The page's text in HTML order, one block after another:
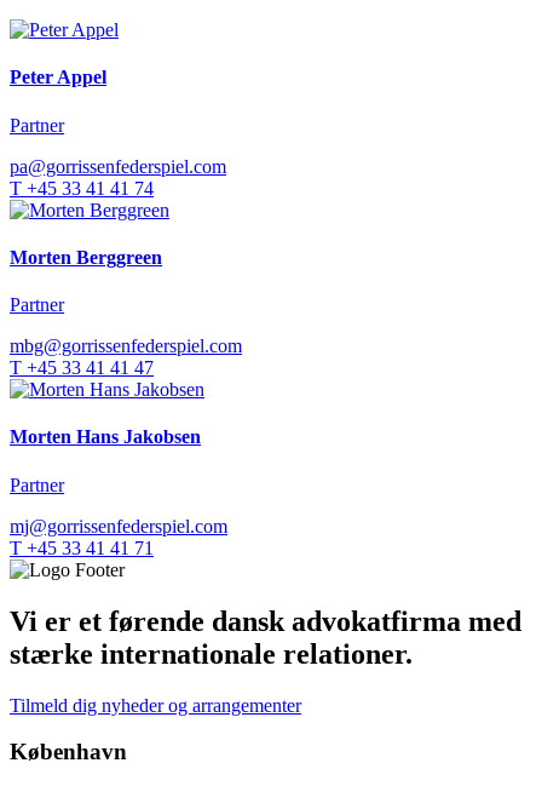
Peter Appel
Partner
pa@gorrissenfederspiel.com
T +45 33 41 41 74
Morten Berggreen
Partner
mbg@gorrissenfederspiel.com
T +45 33 41 41 47
Morten Hans Jakobsen
Partner
mj@gorrissenfederspiel.com
T +45 33 41 41 71
Vi er et førende dansk advokatfirma med
stærke internationale relationer.
Tilmeld dig nyheder og arrangementer
København